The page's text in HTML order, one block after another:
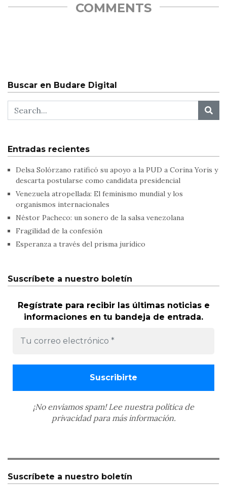
COMMENTS
Buscar en Budare Digital
Entradas recientes
Delsa Solórzano ratificó su apoyo a la PUD a Corina Yoris y
descarta postularse como candidata presidencial
Venezuela atropellada: El feminismo mundial y los
organismos internacionales
Néstor Pacheco: un sonero de la salsa venezolana
Fragilidad de la confesión
Esperanza a través del prisma jurídico
Suscríbete a nuestro boletín
Regístrate para recibir las últimas noticias e
informaciones en tu bandeja de entrada.
¡No enviamos spam! Lee nuestra política de
privacidadpara más información.
Suscríbete a nuestro boletín